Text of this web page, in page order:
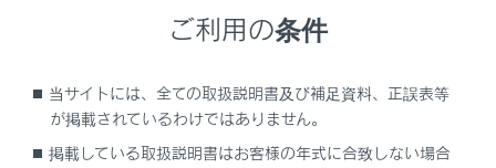
車載器に関して
ご利用の条件
当サイトには、全ての取扱説明書及び補足資料、正誤表等
が掲載されているわけではありません。
掲載している取扱説明書はお客様の年式に合致しない場合